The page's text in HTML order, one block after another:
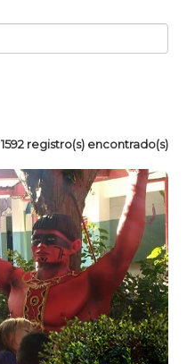
1592 registro(s) encontrado(s)